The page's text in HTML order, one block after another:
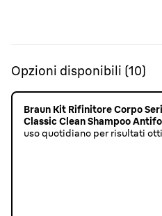
Opzioni disponibili (10)
Braun Kit Rifinitore Corpo
Classic Clean Shampoo
uso quotidiano per risultati